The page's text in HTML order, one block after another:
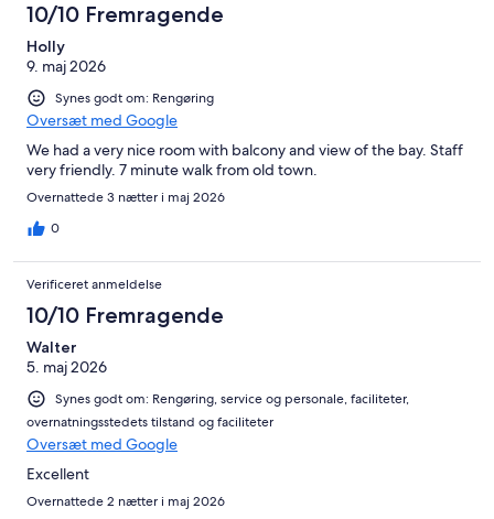
10/10 Fremragende
Holly
9. maj 2026
Synes godt om: Rengøring
Oversæt med Google
We had a very nice room with balcony and view of the bay. Staff
very friendly. 7 minute walk from old town.
Overnattede 3 nætter i maj 2026
0
Verificeret anmeldelse
10/10 Fremragende
Walter
5. maj 2026
Synes godt om: Rengøring, service og personale, faciliteter,
overnatningsstedets tilstand og faciliteter
Oversæt med Google
Excellent
Overnattede 2 nætter i maj 2026